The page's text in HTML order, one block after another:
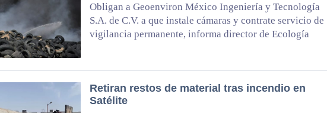
Obligan a Geoenviron México Ingeniería y Tecnología
S.A. de C.V. a que instale cámaras y contrate servicio de
vigilancia permanente, informa director de Ecología
Retiran restos de material tras incendio en
Satélite